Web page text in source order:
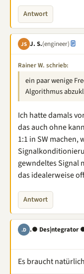
Antwort
JS J. S.(engineer)
Rainer W. schrieb:
ein paar wenige
Algorithmus
Ich hatte damals
das auch ohne
1:1 in SW machen,
gewndeltes Signal
das idealerweise
Antwort
.D .● Des|ntegrator
Es braucht